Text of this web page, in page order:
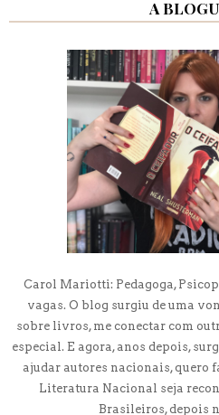
A
Carol Mariotti: Pedagoga,
vagas. O blog surgiu de uma
sobre livros, me conectar com
especial. E agora, anos depois,
ajudar autores nacionais, quero
Literatura Nacional seja
Brasileiros, depois